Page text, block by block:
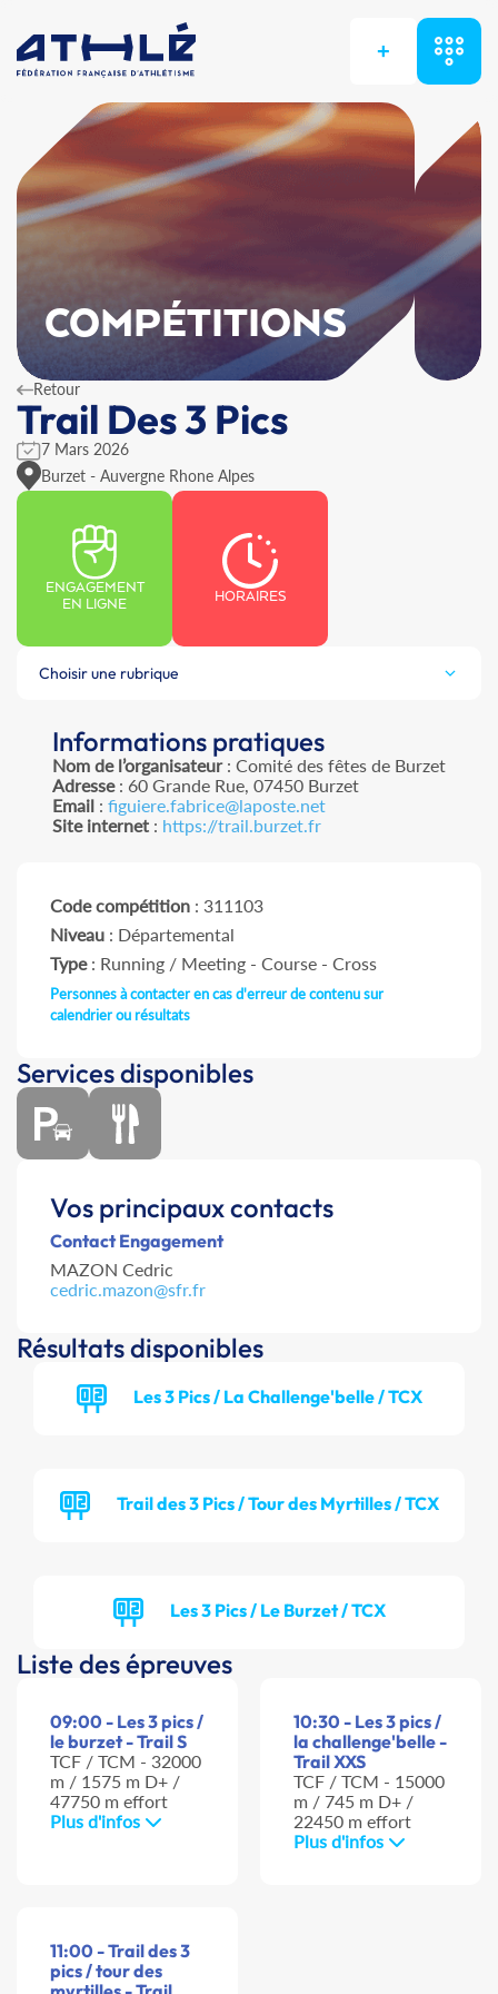
+
COMPÉTITIONS
Retour
Trail Des 3 Pics
7 Mars 2026
Burzet - Auvergne Rhone Alpes
ENGAGEMENT
EN LIGNE
HORAIRES
Choisir une rubrique
Informations pratiques
Nom de l’organisateur: Comité des fêtes de Burzet
Adresse: 60 Grande Rue, 07450 Burzet
Email : figuiere.fabrice@laposte.net
Site internet : https://trail.burzet.fr
Code compétition : 311103
Niveau : Départemental
Type: Running / Meeting - Course - Cross
Personnes à contacter en cas d'erreur de contenu sur
calendrier ou résultats
Services disponibles
Vos principaux contacts
Contact Engagement
MAZON Cedric
cedric.mazon@sfr.fr
Résultats disponibles
Les 3 Pics / La Challenge'belle / TCX
Trail des 3 Pics / Tour des Myrtilles / TCX
Les 3 Pics / Le Burzet / TCX
Liste des épreuves
09:00 - Les 3 pics /
le burzet - Trail S
TCF / TCM - 32000
m / 1575 m D+ /
47750 m effort
Plus d'infos
10:30 - Les 3 pics /
la challenge'belle -
Trail XXS
TCF / TCM - 15000
m / 745 m D+ /
22450 m effort
Plus d'infos
11:00 - Trail des 3
pics / tour des